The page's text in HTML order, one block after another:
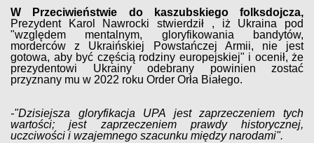
W Przeciwieństwie do kaszubskiego folksdojcza,
Prezydent Karol Nawrocki stwierdził , iż Ukraina pod
"względem mentalnym, gloryfikowania bandytów,
morderców z Ukraińskiej Powstańczej Armii, nie jest
gotowa, aby być częścią rodziny europejskiej" i ocenił, że
prezydentowi Ukrainy odebrany powinien zostać
przyznany mu w 2022 roku Order Orła Białego.
-"Dzisiejsza gloryfikacja UPA jest zaprzeczeniem tych
wartości; jest zaprzeczeniem prawdy historycznej,
uczciwości i wzajemnego szacunku między narodami".